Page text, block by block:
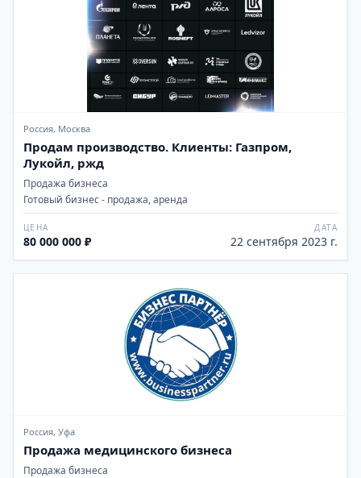
Россия, Москва
Продам производство. Клиенты: Газпром,
Лукойл, ржд
Продажа бизнеса
Готовый бизнес - продажа, аренда
ЦЕНА
80 000 000 ₽
ДАТА
22 сентября 2023 г.
Россия, Уфа
Продажа медицинского бизнеса
Продажа бизнеса